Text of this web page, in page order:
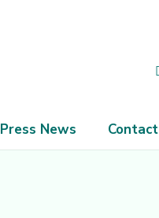
Press News Contact